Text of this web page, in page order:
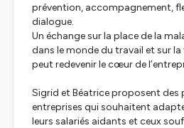
prévention, accompagnement,
dialogue.
Un échange sur la place de la
dans le monde du travail et sur
peut redevenir le cœur de
Sigrid et Béatrice proposent des
entreprises qui souhaitent
leurs salariés aidants et ceux